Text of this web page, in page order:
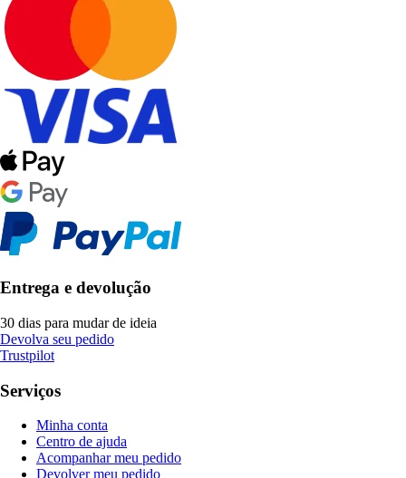
Entrega e devolução
30 dias para mudar de ideia
Devolva seu pedido
Trustpilot
Serviços
Minha conta
Centro de ajuda
Acompanhar meu pedido
Devolver meu pedido